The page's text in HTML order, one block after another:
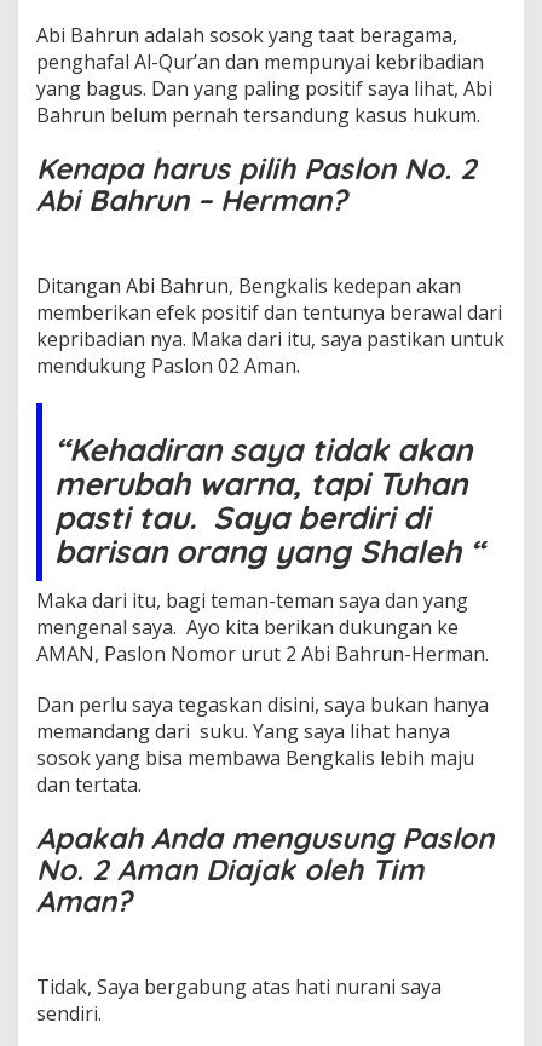
n
n
y
a
"
Abi Bahrun adalah sosok yang taat beragama,
penghafal Al-Qur’an dan mempunyai kebribadian
yang bagus. Dan yang paling positif saya lihat, Abi
Bahrun belum pernah tersandung kasus hukum.
Kenapa harus pilih Paslon No. 2
Abi Bahrun – Herman?
Ditangan Abi Bahrun, Bengkalis kedepan akan
memberikan efek positif dan tentunya berawal dari
kepribadian nya. Maka dari itu, saya pastikan untuk
mendukung Paslon 02 Aman.
“Kehadiran saya tidak akan
merubah warna, tapi Tuhan
pasti tau. Saya berdiri di
barisan orang yang Shaleh “
Maka dari itu, bagi teman-teman saya dan yang
mengenal saya. Ayo kita berikan dukungan ke
AMAN, Paslon Nomor urut 2 Abi Bahrun-Herman.
Dan perlu saya tegaskan disini, saya bukan hanya
memandang dari suku. Yang saya lihat hanya
sosok yang bisa membawa Bengkalis lebih maju
dan tertata.
Apakah Anda mengusung Paslon
No. 2 Aman Diajak oleh Tim
Aman?
Tidak, Saya bergabung atas hati nurani saya
sendiri.